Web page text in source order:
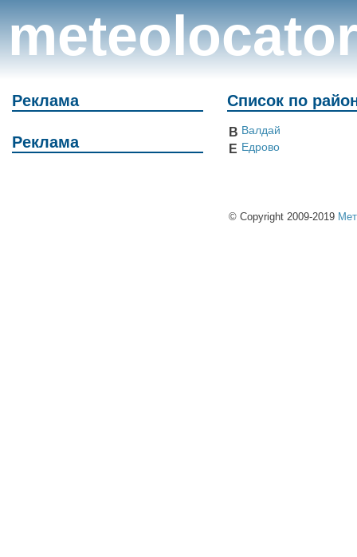
meteolocator
Реклама
Реклама
Список по
В Валдай
Е Едрово
© Copyright 2009-2019